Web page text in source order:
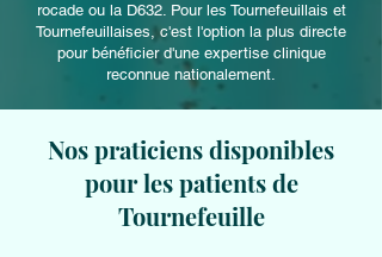
rocade ou la D632. Pour les Tournefeuillais et
Tournefeuillaises, c'est l'option la plus directe
pour bénéficier d'une expertise clinique
reconnue nationalement.
Nos praticiens disponibles
pour les patients de
Tournefeuille